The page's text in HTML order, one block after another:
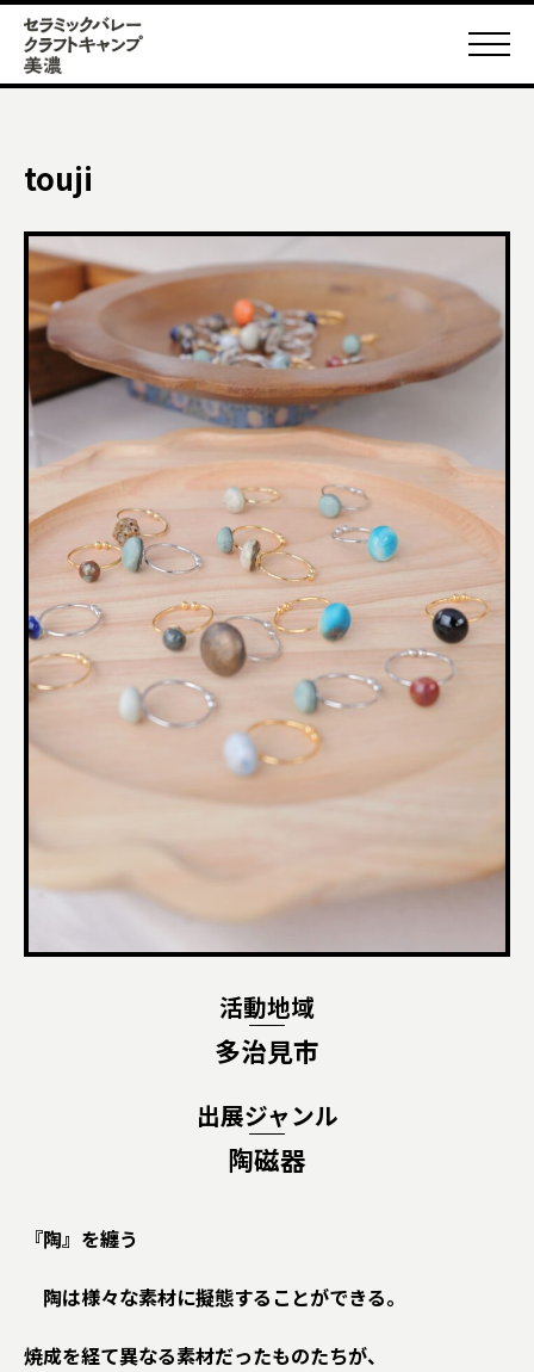
touji
活動地域
多治見市
出展ジャンル
陶磁器
『陶』を纏う
陶は様々な素材に擬態することができる。
焼成を経て異なる素材だったものたちが、